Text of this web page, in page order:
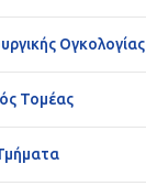
Ογκολογίας
Τομέας